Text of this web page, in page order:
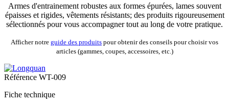
Armes d'entrainement robustes aux formes épurées, lames souvent
épaisses et rigides, vêtements résistants; des produits rigoureusement
sélectionnés pour vous accompagner tout au long de votre pratique.
Afficher notre guide des produits pour obtenir des conseils pour choisir vos
articles (gammes, coupes, accessoires, etc.)
Référence WT-009
Fiche technique